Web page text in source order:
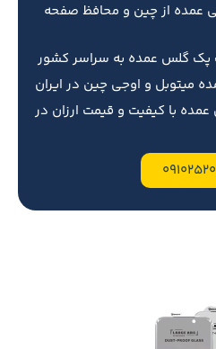
عمده از چین و محافظ صفحه
پک گلس عمده به سراسر کشور
میتوبل و اوجی چین در ایران
با کیفیت و قیمت ارزان در